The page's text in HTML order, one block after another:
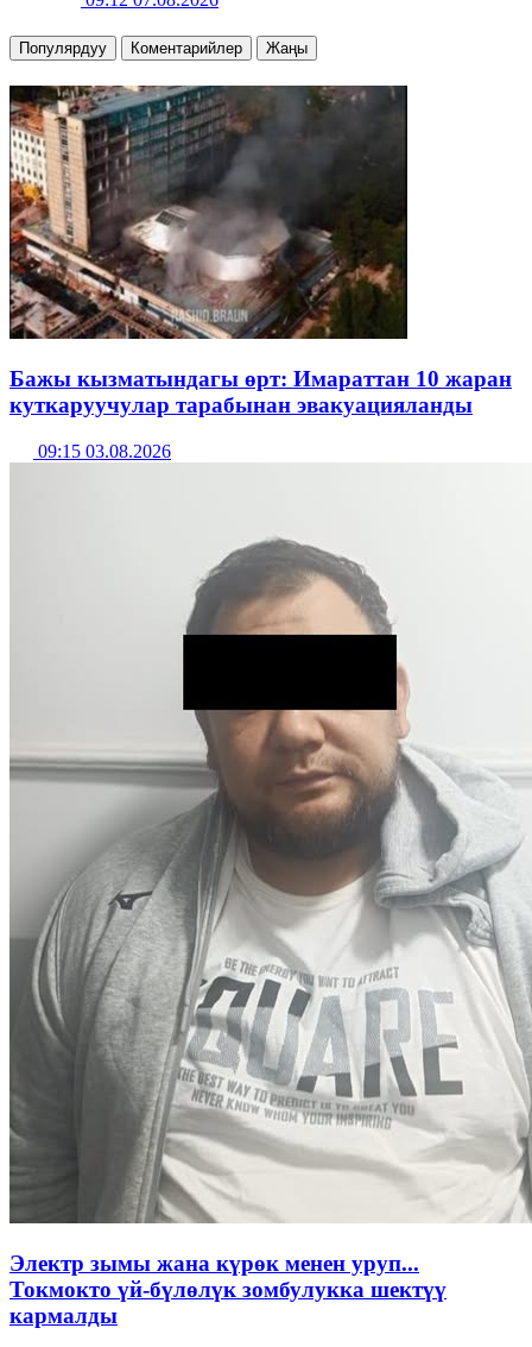
Популярдуу Коментарийлер Жаңы
Бажы кызматындагы өрт: Имараттан 10 жаран
куткаруучулар тарабынан эвакуацияланды
09:15 03.08.2026
Электр зымы жана күрөк менен уруп...
Токмокто үй-бүлөлүк зомбулукка шектүү
кармалды